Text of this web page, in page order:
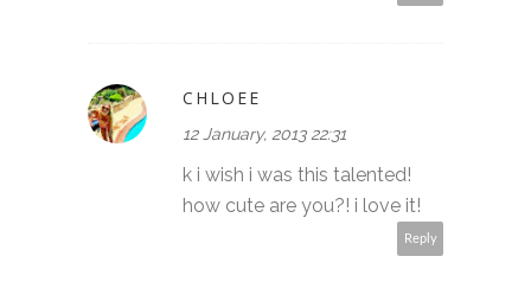
CHLOEE
12 January, 2013 22:31
k i wish i was this talented!
how cute are you?! i love it!
Reply